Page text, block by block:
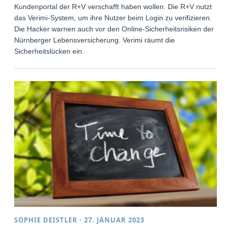
Kundenportal der R+V verschafft haben wollen. Die R+V nutzt
das Verimi-System, um ihre Nutzer beim Login zu verifizieren.
Die Hacker warnen auch vor den Online-Sicherheitsrisiken der
Nürnberger Lebensversicherung. Verimi räumt die
Sicherheitslücken ein.
SOPHIE DEISTLER ·27. JANUAR 2023